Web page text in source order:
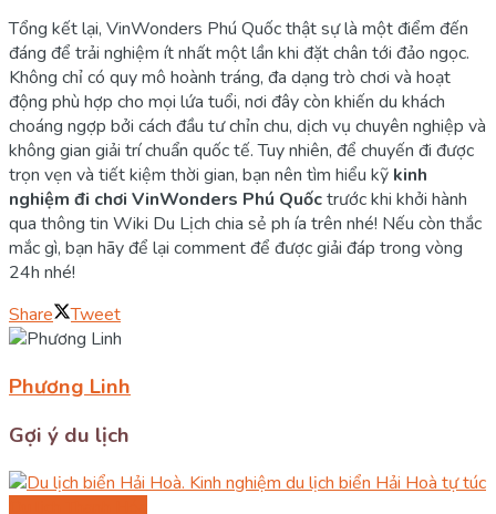
Tổng kết lại, VinWonders Phú Quốc thật sự là một điểm đến
đáng để trải nghiệm ít nhất một lần khi đặt chân tới đảo ngọc.
Không chỉ có quy mô hoành tráng, đa dạng trò chơi và hoạt
động phù hợp cho mọi lứa tuổi, nơi đây còn khiến du khách
choáng ngợp bởi cách đầu tư chỉn chu, dịch vụ chuyên nghiệp và
không gian giải trí chuẩn quốc tế. Tuy nhiên, để chuyến đi được
trọn vẹn và tiết kiệm thời gian, bạn nên tìm hiểu kỹ kinh
nghiệm đi chơi VinWonders Phú Quốctrước khi khởi hành
qua thông tin Wiki Du Lịch chia sẻ ph ía trên nhé! Nếu còn thắc
mắc gì, bạn hãy để lại comment để được giải đáp trong vòng
24h nhé!
Share
Tweet
Phương Linh
Gợi ý du lịch